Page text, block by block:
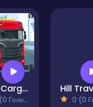
City Cargo Truck Driving Game
Голосів) 0 (0